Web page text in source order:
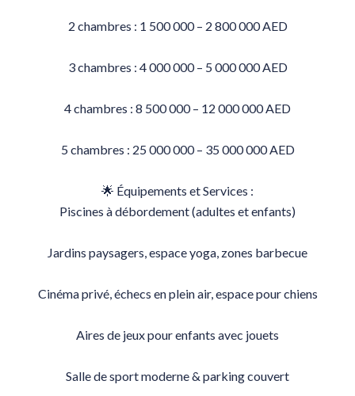
2 chambres : 1 500 000 – 2 800 000 AED
3 chambres : 4 000 000 – 5 000 000 AED
4 chambres : 8 500 000 – 12 000 000 AED
5 chambres : 25 000 000 – 35 000 000 AED
🌟 Équipements et Services :
Piscines à débordement (adultes et enfants)
Jardins paysagers, espace yoga, zones barbecue
Cinéma privé, échecs en plein air, espace pour chiens
Aires de jeux pour enfants avec jouets
Salle de sport moderne & parking couvert